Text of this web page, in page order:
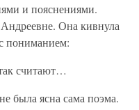
и пояснениями.
Она кивнула
пониманием:
считают…
была ясна сама поэма.